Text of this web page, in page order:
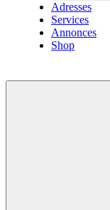
Adresses
Services
Annonces
Shop